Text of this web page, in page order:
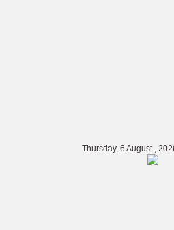
Thursday, 6 August ,